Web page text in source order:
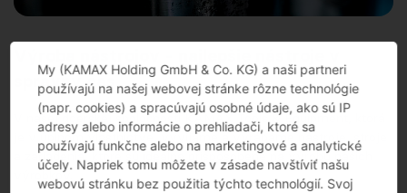
správny čas
V našej dcérskej spoločnosti KAMAX Tools & Equipment, ktorá
je v úplnom vlastníctve, vyvíjame a vyrábame nástroje, stroje
a zariadenia, ktoré sú ideálne prispôsobené na výrobu našich
výrobkov.
My (KAMAX Holding GmbH & Co. KG) a naši partneri
používajú na našej webovej stránke rôzne technológie
(napr. cookies) a spracúvajú osobné údaje, ako sú IP
adresy alebo informácie o prehliadači, ktoré sa
používajú funkčne alebo na marketingové a analytické
účely. Napriek tomu môžete v zásade navštíviť našu
webovú stránku bez použitia týchto technológií. Svoj